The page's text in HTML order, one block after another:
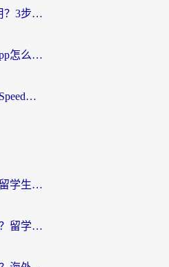
海外党必看：哪款vpn好用？3步选对回国加速器，无缝刷剧玩游戏
海外党必看：好用VPN App怎么选？3步教你无缝访问国内资源
海外党必看：雷神手游和SpeedCN好用吗？3招选对回国加速器无缝刷国内资源
腾讯视频在海外怎么用？留学生亲测有效的回国加速器攻略
在国外如何浏览国内网站？留学生&海外华人的无缝访问指南